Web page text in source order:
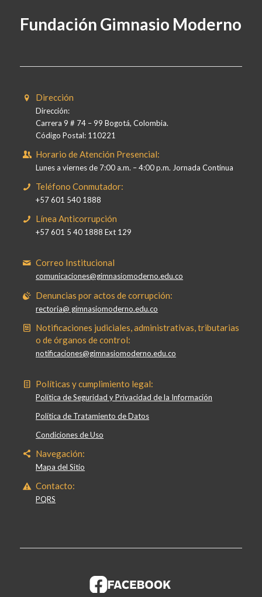
Fundación Gimnasio Moderno
Dirección
Dirección:
Carrera 9 # 74 – 99 Bogotá, Colombia.
Código Postal: 110221
Horario de Atención Presencial:
Lunes a viernes de 7:00 a.m. – 4:00 p.m. Jornada Continua
Teléfono Conmutador:
+57 601 540 1888
Línea Anticorrupción
+57 601 5 40 1888 Ext 129
Correo Institucional
comunicaciones@gimnasiomoderno.edu.co
Denuncias por actos de corrupción:
rectoria@ gimnasiomoderno.edu.co
Notificaciones judiciales, administrativas, tributarias
o de órganos de control:
notificaciones@gimnasiomoderno.edu.co
Políticas y cumplimiento legal:
Política de Seguridad y Privacidad de la Información
Política de Tratamiento de Datos
Condiciones de Uso
Navegación:
Mapa del Sitio
Contacto:
PQRS